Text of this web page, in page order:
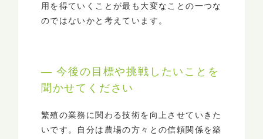
用を得ていくことが最も大変なことの一つな
のではないかと考えています。
― 今後の目標や挑戦したいことを
聞かせてください
繁殖の業務に関わる技術を向上させていきた
いです。自分は農場の方々との信頼関係を築